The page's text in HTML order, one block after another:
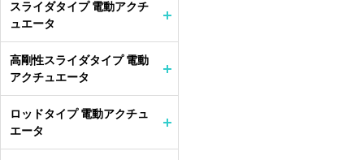
スライダタイプ 電動アクチ
ュエータ
高剛性スライダタイプ 電動
アクチュエータ
ロッドタイプ 電動アクチュ
エータ